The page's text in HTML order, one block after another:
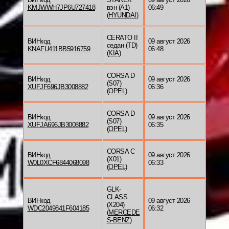
KMJWWH7JP6U727418
вэн (A1)
(HYUNDAI )
06:49
ВИНкод
KNAFU411BB5916759
CERATO II
седан (TD)
(KIA)
09 август 2026
06:48
ВИНкод
XUFJF696JB3008882
CORSA D
(S07)
(OPEL)
09 август 2026
06:36
ВИНкод
XUFJA696JB3008882
CORSA D
(S07)
(OPEL)
09 август 2026
06:35
ВИНкод
W0L0XCF6844068098
CORSA C
(X01)
(OPEL)
09 август 2026
06:33
ВИНкод
WDC2049841F604185
GLK-
CLASS
(X204)
(MERCEDE
S-BENZ)
09 август 2026
06:32